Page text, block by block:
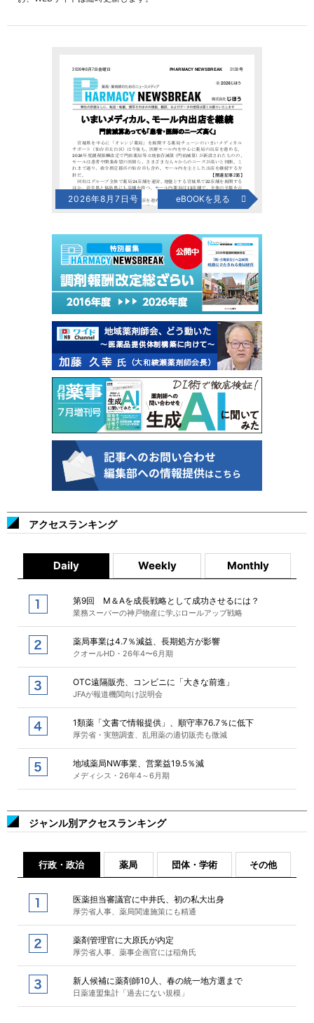
2026年8月7日号 eBOOKを見る
アクセスランキング
Daily Weekly Monthly
第9回 M＆Aを成長戦略として成功させるには？
業務スーパーの神戸物産に学ぶロールアップ戦略
薬局事業は4.7％減益、長期処方が影響
クオールHD・26年4〜6月期
OTC遠隔販売、コンビニに「大きな前進」
JFAが報道機関向け説明会
1類薬「文書で情報提供」、順守率76.7％に低下
厚労省・実態調査、乱用薬の適切販売も微減
地域薬局NW事業、営業益19.5％減
メディシス・26年4～6月期
ジャンル別アクセスランキング
行政・政治 薬局 団体・学術 その他
医薬担当審議官に中井氏、初の私大出身
厚労省人事、薬局関連施策にも精通
薬剤管理官に大原氏が内定
厚労省人事、薬事企画官には稲角氏
新人候補に薬剤師10人、春の統一地方選まで
日薬連盟集計「過去にない規模」